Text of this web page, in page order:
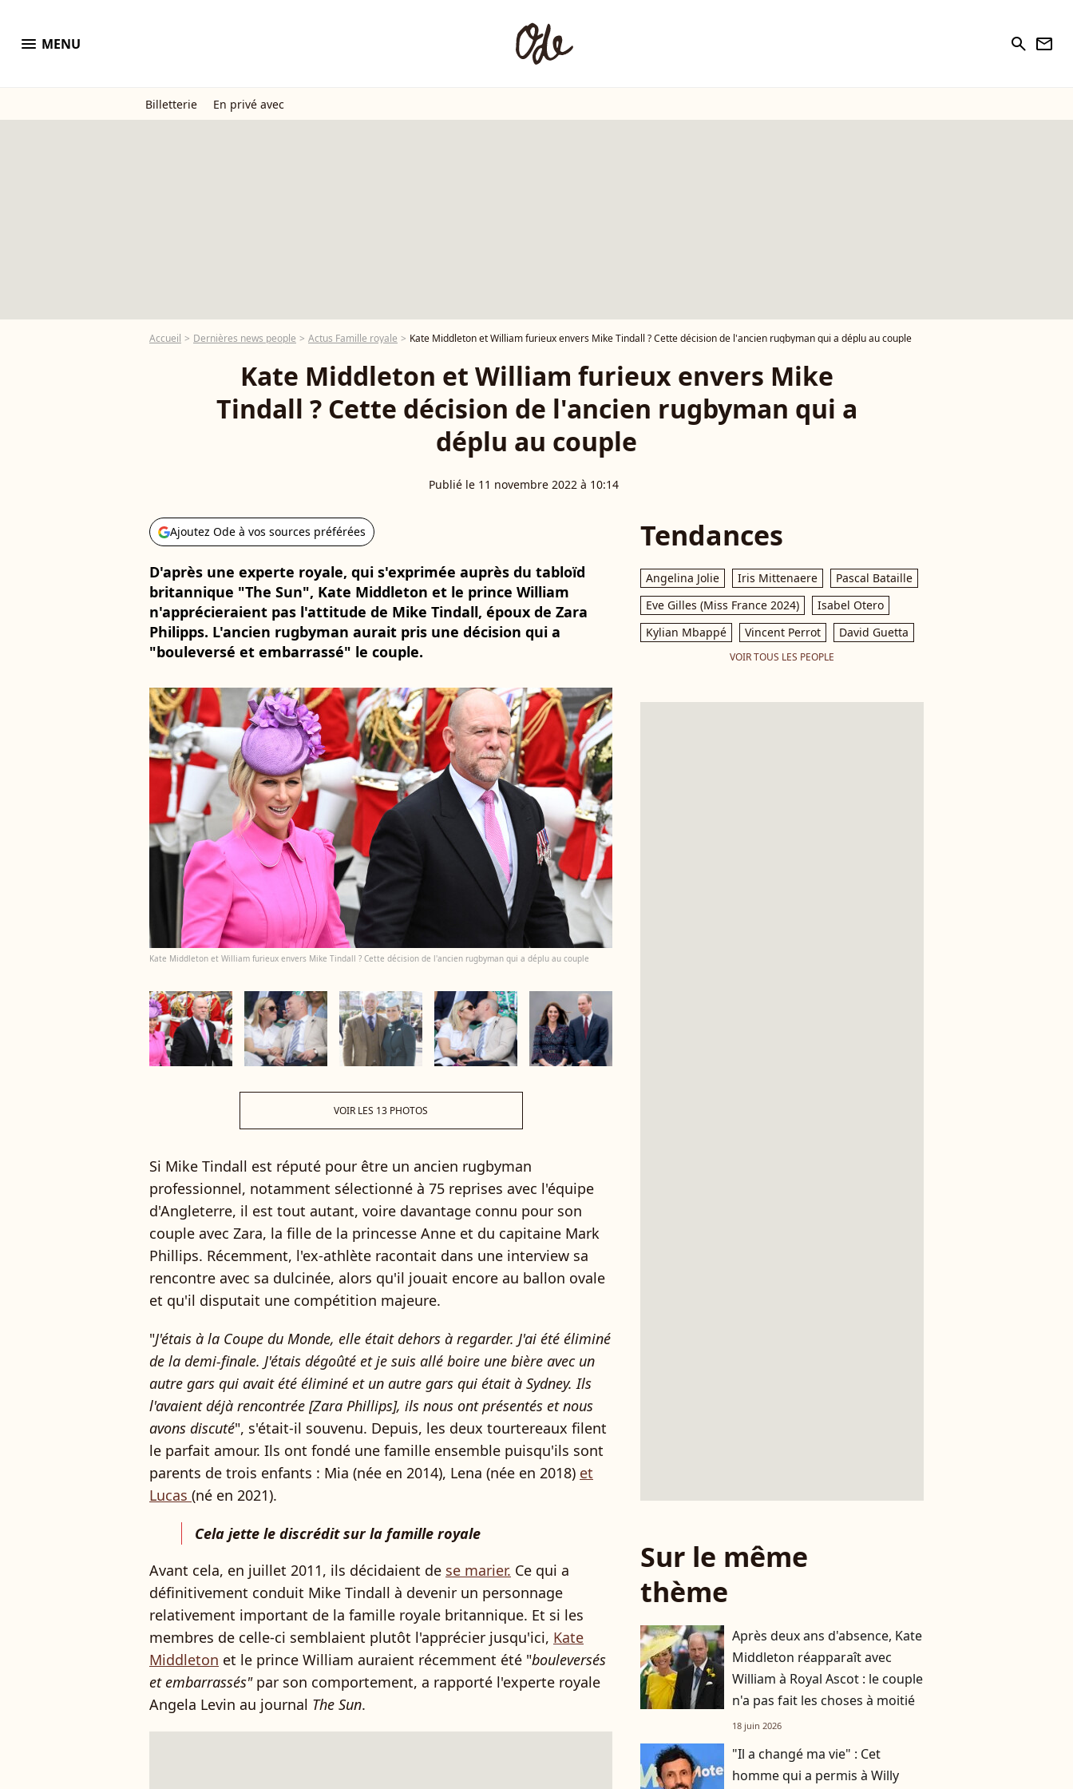
menu MENU search newsletter
Billetterie En privé avec
Accueil Dernières news people Actus Famille royale Kate Middleton et William furieux envers Mike Tindall ? Cette décision de l'ancien rugbyman qui a déplu au couple
Kate Middleton et William furieux envers Mike
Tindall ? Cette décision de l'ancien rugbyman qui a
déplu au couple
Publié le 11 novembre 2022 à 10:14
Ajoutez Ode à vos sources préférées
D'après une experte royale, qui s'exprimée auprès du tabloïd
britannique "The Sun", Kate Middleton et le prince William
n'apprécieraient pas l'attitude de Mike Tindall, époux de Zara
Philipps. L'ancien rugbyman aurait pris une décision qui a
"bouleversé et embarrassé" le couple.
Kate Middleton et William furieux envers Mike Tindall ? Cette décision de l'ancien rugbyman qui a déplu au couple
VOIR LES 13 PHOTOS
Si Mike Tindall est réputé pour être un ancien rugbyman
professionnel, notamment sélectionné à 75 reprises avec l'équipe
d'Angleterre, il est tout autant, voire davantage connu pour son
couple avec Zara, la fille de la princesse Anne et du capitaine Mark
Phillips. Récemment, l'ex-athlète racontait dans une interview sa
rencontre avec sa dulcinée, alors qu'il jouait encore au ballon ovale
et qu'il disputait une compétition majeure.
"J'étais à la Coupe du Monde, elle était dehors à regarder. J'ai été éliminé
de la demi-finale. J'étais dégoûté et je suis allé boire une bière avec un
autre gars qui avait été éliminé et un autre gars qui était à Sydney. Ils
l'avaient déjà rencontrée [Zara Phillips], ils nous ont présentés et nous
avons discuté", s'était-il souvenu. Depuis, les deux tourtereaux filent
le parfait amour. Ils ont fondé une famille ensemble puisqu'ils sont
parents de trois enfants : Mia (née en 2014), Lena (née en 2018) et
Lucas (né en 2021).
Cela jette le discrédit sur la famille royale
Avant cela, en juillet 2011, ils décidaient de se marier. Ce qui a
définitivement conduit Mike Tindall à devenir un personnage
relativement important de la famille royale britannique. Et si les
membres de celle-ci semblaient plutôt l'apprécier jusqu'ici, Kate
Middleton et le prince William auraient récemment été "bouleversés
et embarrassés" par son comportement, a rapporté l'experte royale
Angela Levin au journal The Sun.
Tendances
Angelina Jolie Iris Mittenaere
Pascal Bataille
Eve Gilles (Miss France 2024)
Isabel Otero
Kylian Mbappé
Vincent Perrot David Guetta
VOIR TOUS LES PEOPLE
Sur le même
thème
Après deux ans d'absence, Kate
Middleton réapparaît avec
William à Royal Ascot : le couple
n'a pas fait les choses à moitié
18 juin 2026
"Il a changé ma vie" : Cet
homme qui a permis à Willy